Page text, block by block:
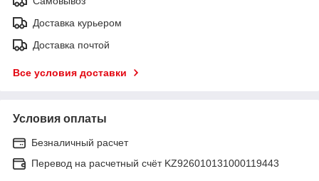
Доставка курьером
Доставка почтой
Все условия доставки
Условия оплаты
Безналичный расчет
Перевод на расчетный счёт KZ926010131000119443